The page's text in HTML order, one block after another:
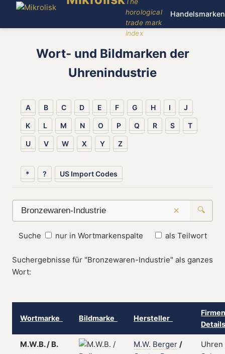
horological
trade mark
index
Handelsmarken
Wort- und Bildmarken der
Uhrenindustrie
A B C D E F G H I J
K L M N O P Q R S T
U V W X Y Z
* ? US Import Codes
× 🔍
Suche nur in Wortmarkenspalte als Teilwort
Suchergebnisse für "Bronzewaren-Industrie" als ganzes
Wort:
Wortmarke Bildmarke Hersteller
M.W.B. / B. M.W. Berger /
Uhren